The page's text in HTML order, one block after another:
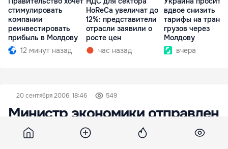
стимулировать
компании
реинвестировать
прибыль в Молдову
12 минут назад
HoReCa увеличат до
12%: представители
отрасли заявили о
росте цен
час назад
вдвое снизить
тарифы на
грузов через
Молдову
вчера
20 сентября 2006, 18:46 549
Министр экономики отправлен
в отставку